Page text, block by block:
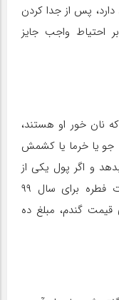
پس از جدا کردن
احتیاط واجب جایز
نان خور او هستند،
جو یا خرما یا کشمش
و اگر پول یکی از
اینها را هم بدهد کافی است. (مبلغ زکات فطره برای سال ۹۹
بر مبنای قیمت گندم، مبلغ ده